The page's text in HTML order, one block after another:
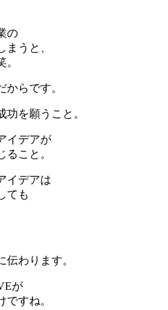
の
うと、
らです。
を願うこと。
イデアが
こと。
イデアは
ても
わります。
が
すね。